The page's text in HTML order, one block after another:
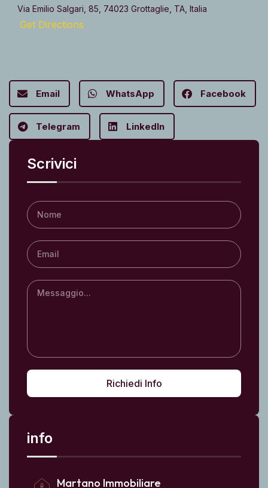
Via Emilio Salgari, 85, 74023 Grottaglie, TA, Italia
Get Directions
Email WhatsApp Facebook
Telegram LinkedIn
Scrivici
Richiedi Info
info
Martano Immobiliare